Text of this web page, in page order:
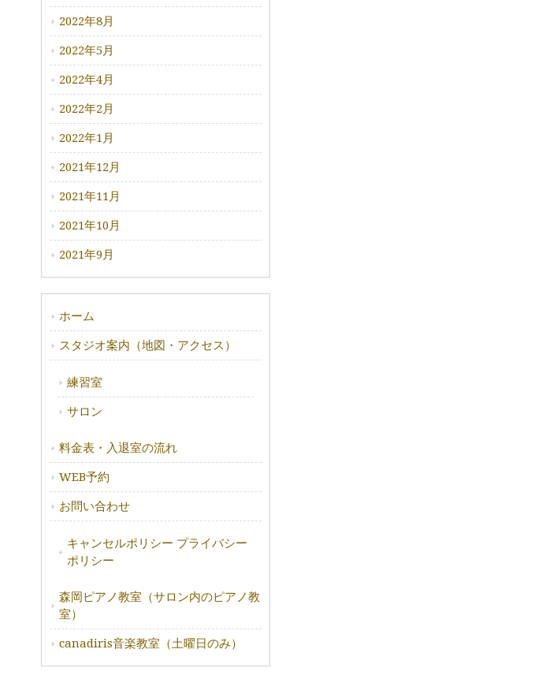
2022年8月
2022年5月
2022年4月
2022年2月
2022年1月
2021年12月
2021年11月
2021年10月
2021年9月
ホーム
スタジオ案内（地図・アクセス）
練習室
サロン
料金表・入退室の流れ
WEB予約
お問い合わせ
キャンセルポリシー プライバシー
ポリシー
森岡ピアノ教室（サロン内のピアノ教
室）
canadiris音楽教室（土曜日のみ）